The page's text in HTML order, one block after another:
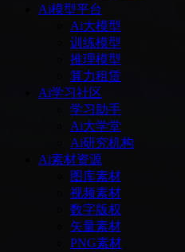
Ai模型平台
Ai大模型
训练模型
推理模型
算力租赁
Ai学习社区
学习助手
Ai大学堂
Ai研究机构
Ai素材资源
图库素材
视频素材
数字版权
矢量素材
PNG素材